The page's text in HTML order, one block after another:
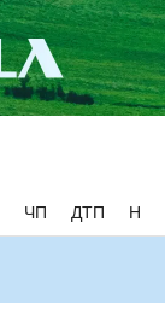
ЧП ДТП